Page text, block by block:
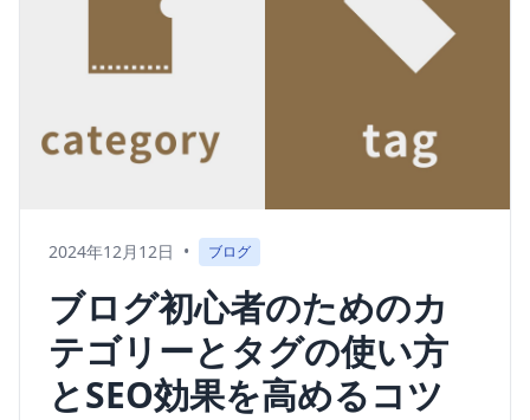
2024年12月12日 • ブログ
ブログ初心者のためのカ
テゴリーとタグの使い方
とSEO効果を高めるコツ